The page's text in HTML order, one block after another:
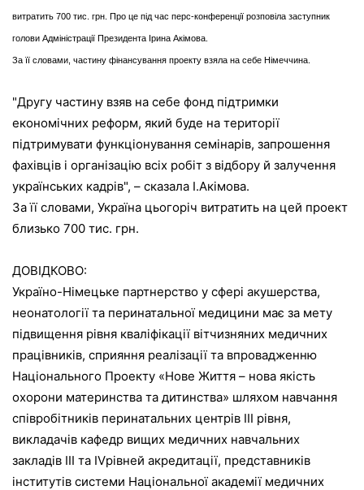
витратить 700 тис. грн. Про це під час перс-конференції розповіла заступник
голови Адміністрації Президента Ірина Акімова
За її словами, частину фінансування проекту взяла на себе Німеччина.
"Другу частину взяв на себе фонд підтримки
економічних реформ, який буде на території
підтримувати функціонування семінарів, запрошення
фахівців і організацію всіх робіт з відбору й залучення
українських кадрів", – сказала І.Акімова.
За її словами, Україна цьогоріч витратить на цей проект
близько 700 тис. грн.
ДОВІДКОВО:
Україно-Німецьке партнерство у сфері акушерства,
неонатології та перинатальної медицини має за мету
підвищення рівня кваліфікації вітчизняних медичних
працівників, сприяння реалізації та впровадженню
Національного Проекту «Нове Життя – нова якість
охорони материнства та дитинства» шляхом навчання
співробітників перинатальних центрів ІІІ рівня,
викладачів кафедр вищих медичних навчальних
закладів ІІІ та IVрівней акредитації, представників
інститутів системи Національної академії медичних